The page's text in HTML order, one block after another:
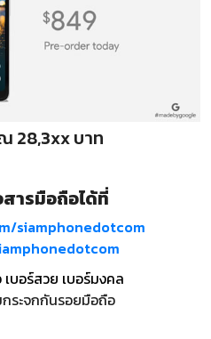
28,3xx บาท
ารมือถือได้ที่
siamphonedotcom
บอร์สวย เบอร์มงคล
ระจกกันรอยมือถือ